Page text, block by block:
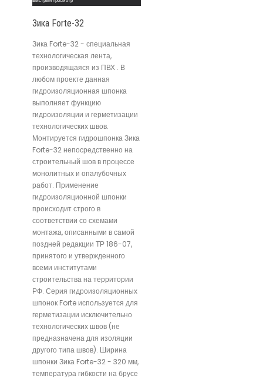
Зика Forte-32
Зика Forte-32 - специальная
технологическая лента,
производящаяся из ПВХ . В
любом проекте данная
гидроизоляционная шпонка
выполняет функцию
гидроизоляции и герметизации
технологических швов.
Монтируется гидрошпонка Зика
Forte-32 непосредственно на
строительный шов в процессе
монолитных и опалубочных
работ. Применение
гидроизоляционной шпонки
происходит строго в
соответствии со схемами
монтажа, описанными в самой
поздней редакции ТР 186-07,
принятого и утвержденного
всеми институтами
строительства на территории
РФ. Серия гидроизоляционных
шпонок Forte используется для
герметизации исключительно
технологических швов (не
предназначена для изоляции
другого типа швов). Ширина
шпонки Зика Forte-32 - 320 мм,
температура гибкости на брусе